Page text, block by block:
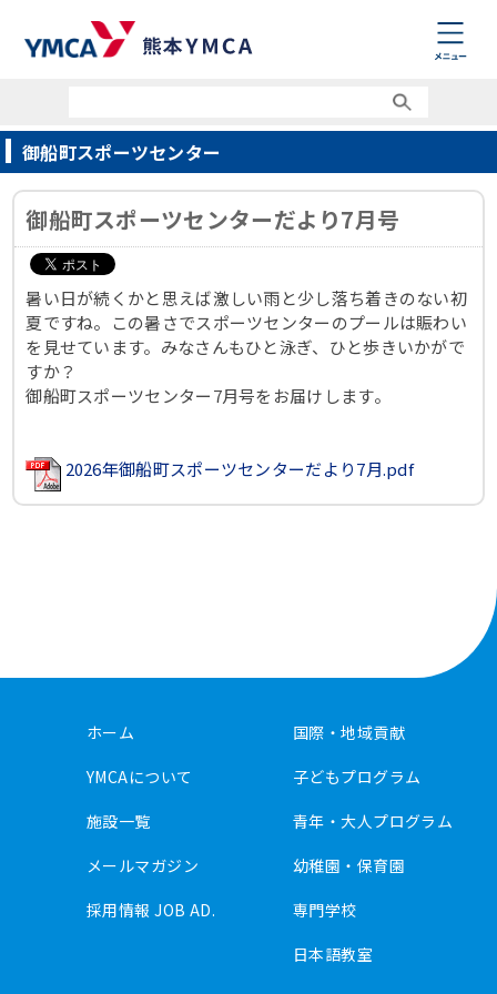
御船町スポーツセンター
御船町スポーツセンターだより7月号
暑い日が続くかと思えば激しい雨と少し落ち着きのない初
夏ですね。この暑さでスポーツセンターのプールは賑わい
を見せています。みなさんもひと泳ぎ、ひと歩きいかがで
すか？
御船町スポーツセンター7月号をお届けします。
2026年御船町スポーツセンターだより7月.pdf
ホーム
YMCAについて
施設一覧
メールマガジン
採用情報 JOB AD.
国際・地域貢献
子どもプログラム
青年・大人プログラム
幼稚園・保育園
専門学校
日本語教室